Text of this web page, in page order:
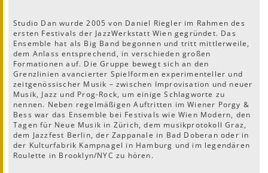
Studio Dan wurde 2005 von Daniel Riegler im Rahmen des
ersten Festivals der JazzWerkstatt Wien gegründet. Das
Ensemble hat als Big Band begonnen und tritt mittlerweile,
dem Anlass entsprechend, in verschieden großen
Formationen auf. Die Gruppe bewegt sich an den
Grenzlinien avancierter Spielformen experimenteller und
zeitgenössischer Musik – zwischen Improvisation und neuer
Musik, Jazz und Prog-Rock, um einige Schlagworte zu
nennen. Neben regelmäßigen Auftritten im Wiener Porgy &
Bess war das Ensemble bei Festivals wie Wien Modern, den
Tagen für Neue Musik in Zürich, dem musikprotokoll Graz,
dem Jazzfest Berlin, der Zappanale in Bad Doberan oder in
der Kulturfabrik Kampnagel in Hamburg und im legendären
Roulette in Brooklyn/NYC zu hören.